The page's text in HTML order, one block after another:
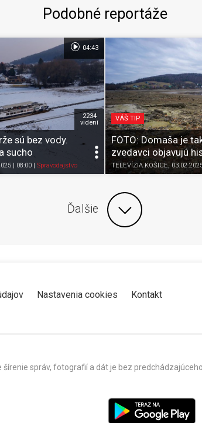
Podobné reportáže
Pozrieť neskôr
K obľúbeným
sú bez vody.
sucho
| 08:00| Spravodajstvo K
Zdieľať
2234
videní
04:43
VÁŠ TIP
FOTO: Domaša je
zvedavci objavujú
TELEVÍZIA KOŠICE,
Ďalšie
Nastavenia cookies Kontakt
správ, fotografií a dát je bez